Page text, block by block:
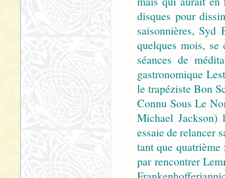
disques pour
saisonnières,
quelques mois,
séances de
gastronomique
le trapéziste Bon
Connu Sous Le
Michael Jackson)
essaie de relancer
tant que
par rencontrer